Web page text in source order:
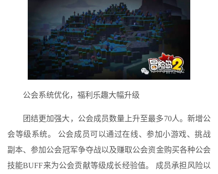
公会系统优化，福利乐趣大幅升级
团结更加强大，公会成员数量上升至最多70人。新增公
会等级系统。 公会成员可以通过在线、参加小游戏、挑战
副本、参加公会冠军争夺战以及赚取公会资金购买各种公会
技能BUFF来为公会贡献等级成长经验值。 成员承担风险以